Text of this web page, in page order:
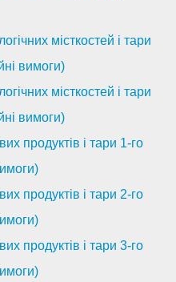
місткостей і тари
вимоги)
місткостей і тари
вимоги)
продуктів і тари 1-го
продуктів і тари 2-го
продуктів і тари 3-го